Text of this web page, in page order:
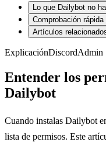
Lo que Dailybot no
Comprobación
Artículos
ExplicaciónDiscordAdmin
Entender los
Dailybot
Cuando instalas Dailybot
lista de permisos. Este